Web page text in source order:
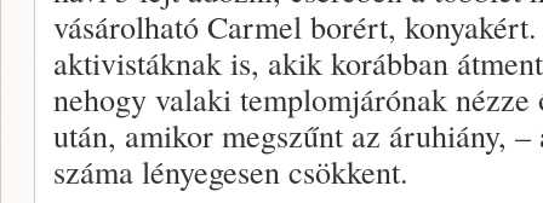
vásárolható Carmel borért,
aktivistáknak is, akik korábban
nehogy valaki templomjárónak
után, amikor megszűnt az áruhiány,
száma lényegesen csökkent.